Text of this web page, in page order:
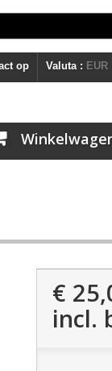
Valuta : EUR
op
€
incl.